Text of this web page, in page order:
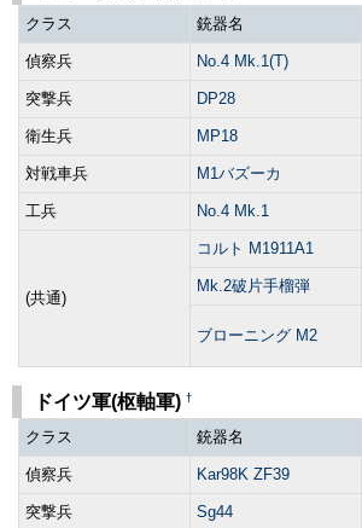
クラス 銃器名
偵察兵 No.4 Mk.1(T)
突撃兵 DP28
衛生兵 MP18
対戦車兵 M1バズーカ
工兵 No.4 Mk.1
(共通)
コルト M1911A1
Mk.2破片手榴弾
ブローニング M2
ドイツ軍(枢軸軍) †
クラス 銃器名
偵察兵 Kar98K ZF39
突撃兵 Sg44